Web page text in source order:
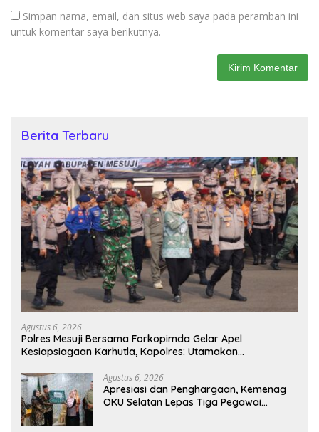
Simpan nama, email, dan situs web saya pada peramban ini
untuk komentar saya berikutnya.
Berita Terbaru
Agustus 6, 2026
Polres Mesuji Bersama Forkopimda Gelar Apel
Kesiapsiagaan Karhutla, Kapolres: Utamakan
Agustus 6, 2026
Apresiasi dan Penghargaan, Kemenag
OKU Selatan Lepas Tiga Pegawai